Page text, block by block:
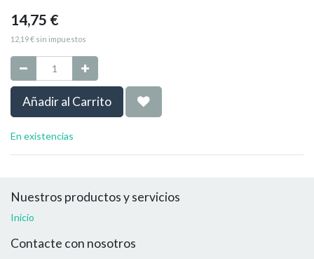
14,75 €
12,19€ sin impuestos
Añadir al Carrito
En existencias
Nuestros productos y servicios
Inicio
Contacte con nosotros